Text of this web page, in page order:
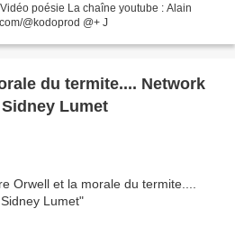
poésie La chaîne youtube : Alain
@kodoprod @+ J
du termite.... Network
Lumet